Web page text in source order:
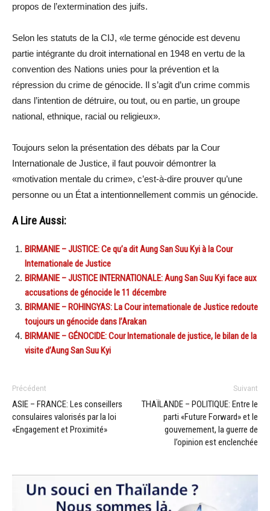
propos de l’extermination des juifs.
Selon les statuts de la CIJ, «le terme génocide est devenu
partie intégrante du droit international en 1948 en vertu de la
convention des Nations unies pour la prévention et la
répression du crime de génocide. Il s’agit d’un crime commis
dans l’intention de détruire, ou tout, ou en partie, un groupe
national, ethnique, racial ou religieux».
Toujours selon la présentation des débats par la Cour
Internationale de Justice, il faut pouvoir démontrer la
«motivation mentale du crime», c’est-à-dire prouver qu’une
personne ou un État a intentionnellement commis un génocide.
A Lire Aussi:
BIRMANIE – JUSTICE: Ce qu’a dit Aung San Suu Kyi à la Cour
Internationale de Justice
BIRMANIE – JUSTICE INTERNATIONALE: Aung San Suu Kyi face aux
accusations de génocide le 11 décembre
BIRMANIE – ROHINGYAS: La Cour internationale de Justice redoute
toujours un génocide dans l’Arakan
BIRMANIE – GÉNOCIDE: Cour Internationale de justice, le bilan de la
visite d’Aung San Suu Kyi
Précédent
ASIE – FRANCE: Les conseillers
consulaires valorisés par la loi
«Engagement et Proximité»
Suivant
THAÏLANDE – POLITIQUE: Entre le
parti «Future Forward» et le
gouvernement, la guerre de
l’opinion est enclenchée